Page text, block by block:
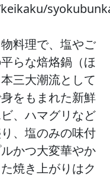
料理で、塩やご
らな焙烙鍋（ほ
三大潮流として
をもまれた新鮮
、ハマグリなど
、塩のみの味付
かつ大変華やか
焼き上がりはク